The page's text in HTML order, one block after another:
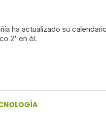
ha actualizado su
2' en él.